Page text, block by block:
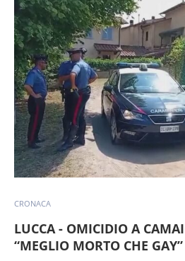
CRONACA
LUCCA - OMICIDIO A
“MEGLIO MORTO CHE GAY”